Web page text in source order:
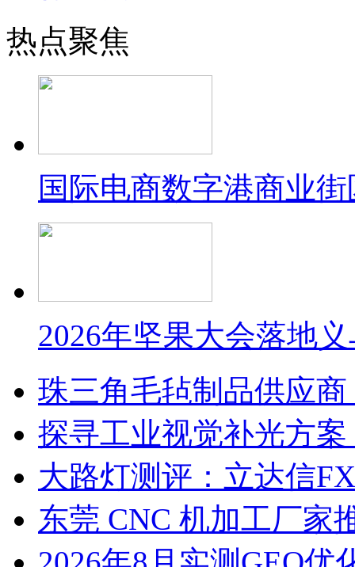
热点聚焦
国际电商数字港商业
2026年坚果大会落地
珠三角毛毡制品供应
探寻工业视觉补光方
大路灯测评：立达信
东莞 CNC 机加工厂家